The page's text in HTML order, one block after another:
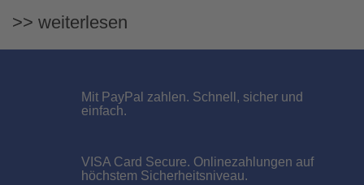
>> weiterlesen
Mit PayPal zahlen. Schnell, sicher und
einfach.
VISA Card Secure. Onlinezahlungen auf
höchstem Sicherheitsniveau.